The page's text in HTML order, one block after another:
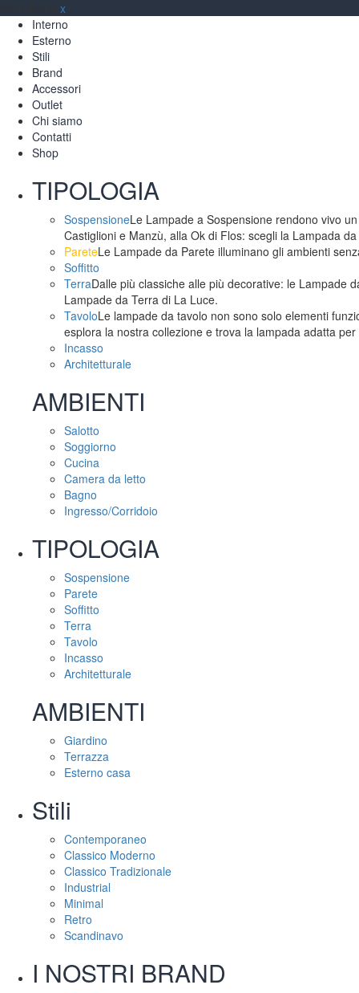
x
Interno
Esterno
Stili
Brand
Accessori
Outlet
Chi siamo
Contatti
Shop
TIPOLOGIA
SospensioneLe Lampade a Sospensione rendono vivo
Castiglioni e Manzù, alla Ok di Flos: scegli la Lampada
PareteLe Lampade da Parete illuminano gli ambienti
Soffitto
TerraDalle più classiche alle più decorative: le Lampade
Lampade da Terra di La Luce.
TavoloLe lampade da tavolo non sono solo elementi
esplora la nostra collezione e trova la lampada adatta
Incasso
Architetturale
AMBIENTI
Salotto
Soggiorno
Cucina
Camera da letto
Bagno
Ingresso/Corridoio
TIPOLOGIA
Sospensione
Parete
Soffitto
Terra
Tavolo
Incasso
Architetturale
AMBIENTI
Giardino
Terrazza
Esterno casa
Stili
Contemporaneo
Classico Moderno
Classico Tradizionale
Industrial
Minimal
Retro
Scandinavo
I NOSTRI BRAND